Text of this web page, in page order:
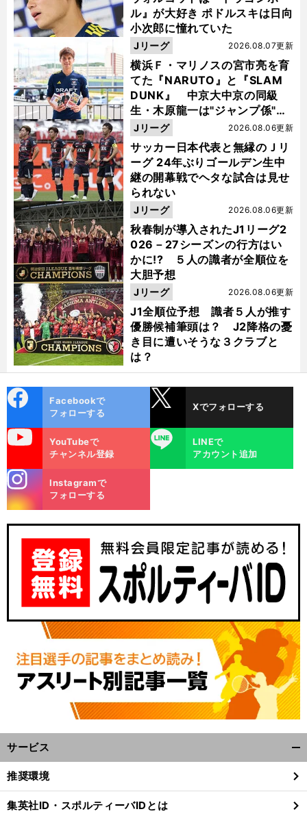
、
あ
」
へ
ル』が大好き ポドルスキは日向
小次郎に憧れていた
横浜Ｆ・マリノスの宮市亮を育
てた『NARUTO』と『SLAM
DUNK』 中京大中京の同級
生・木原龍一は"ジャンプ係"だ
った
2026.08.07更新
Jリーグ
サッカー日本代表と無縁のＪリ
ーグ 24年ぶりゴールデン生中
継の開幕戦でヘタな試合は見せ
られない
2026.08.06更新
Jリーグ
秋春制が導入されたJ1リーグ2
026－27シーズンの行方はい
かに!? ５人の識者が全順位を
大胆予想
2026.08.06更新
Jリーグ
J1全順位予想 識者５人が推す
優勝候補筆頭は？ J2降格の憂
き目に遭いそうな３クラブと
は？
2026.08.06更新
Jリーグ
ok
Facebookで
フォローする
Xでフォローする
YouTubeで
チャンネル登録
LINE
LINEで
アカウント追加
m
Instagramで
フォローする
サービス
閉
る
推奨環境
集英社ID・スポルティーバIDとは